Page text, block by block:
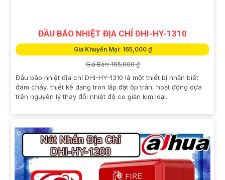
ĐẦU BÁO NHIỆT ĐỊA CHỈ DHI-HY-1310
Giá Khuyến Mại: 165,000 ₫
Giá Bán: 165,000 ₫
Đầu báo nhiệt địa chỉ DHI-HY-1310 là một thiết bị nhận biết
đám cháy, thiết kế dạng tròn lắp đặt ốp trần, hoạt động dựa
trên nguyên lý thay đổi nhiệt độ co giản kim loại.